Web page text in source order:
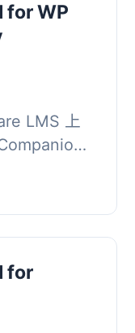
for WP
LMS 上
1.2、
for